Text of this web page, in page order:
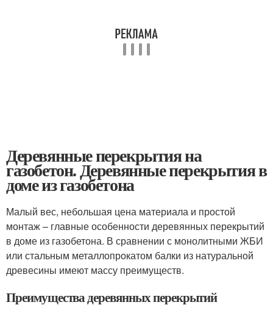
Деревянные перекрытия на
газобетон. Деревянные перекрытия в
доме из газобетона
Малый вес, небольшая цена материала и простой
монтаж – главные особенности деревянных перекрытий
в доме из газобетона. В сравнении с монолитными ЖБИ
или стальным металлопрокатом балки из натуральной
древесины имеют массу преимуществ.
Преимущества деревянных перекрытий